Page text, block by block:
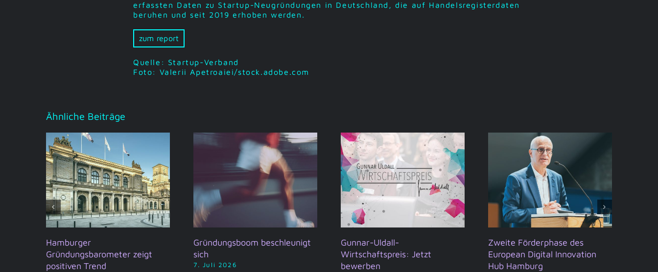
erfassten Daten zu Startup-Neugründungen in Deutschland, die auf Handelsregisterdaten
beruhen und seit 2019 erhoben werden.
zum report
Quelle: Startup-Verband
Foto: Valerii Apetroaiei/stock.adobe.com
Ähnliche Beiträge
Hamburger
Gründungsbarometer zeigt
positiven Trend
Gründungsboom beschleunigt
sich
7. Juli 2026
Gunnar-Uldall-
Wirtschaftspreis: Jetzt
bewerben
Zweite Förderphase des
European Digital Innovation
Hub Hamburg